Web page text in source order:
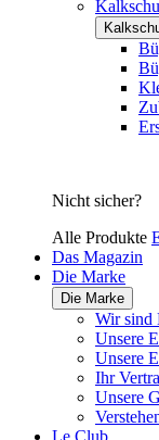
Nicht sicher?
Alle Produkte
Das Magazin
Die Marke
Die Marke
Wir sind
Unsere
Unsere
Ihr
Unsere
Le Club